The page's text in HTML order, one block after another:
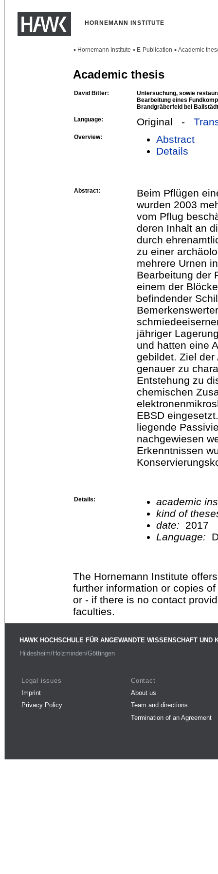
HORNEMANN INSTITUTE
> Hornemann Institute > E-Publication > Academic
Academic thesis
David Bitter:
Untersuchung, sowie
Bearbeitung eines
Brandgräberfeld bei
Language:
Original -
Overview:
Abstract
Details
Abstract:
Beim Pflügen
wurden 2003
vom Pflug
deren Inhalt an
durch
zu einer
mehrere Urnen
Bearbeitung der
einem der
befindender
jähriger
und hatten eine
gebildet. Ziel
genauer zu
Entstehung zu
chemischen
EBSD
liegende
nachgewiesen
Erkenntnissen
Details:
academic
kind of
date:
2017
Language:
The Hornemann Institute
further information or copies
or - if there is no contact
faculties.
HAWK HOCHSCHULE FÜR ANGEWANDTE WISSENSCHAFT UND
Hildesheim/Holzminden/Göttingen
Legal issues
Imprint
Privacy Policy
Contact
About us
Team and directions
Termination of an Agreement